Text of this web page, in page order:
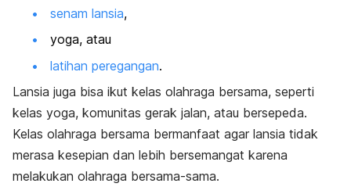
senam lansia,
yoga, atau
latihan peregangan.
Lansia juga bisa ikut kelas olahraga bersama, seperti
kelas yoga, komunitas gerak jalan, atau bersepeda.
Kelas olahraga bersama bermanfaat agar lansia tidak
merasa kesepian dan lebih bersemangat karena
melakukan olahraga bersama-sama.